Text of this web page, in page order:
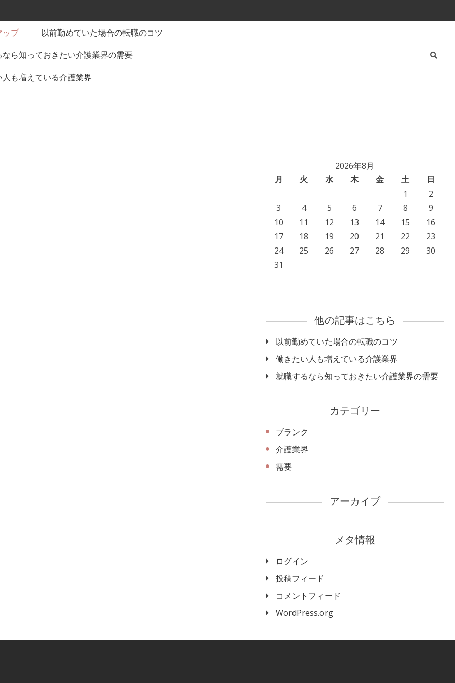
ップ
以前勤めていた場合の転職のコツ
ら知っておきたい介護業界の需要
も増えている介護業界
2026年8月
月
火 水 木 金 土
日
1
2
3
4 5 6 7 8
9
10
11 12 13 14 15
16
17
18 19 20 21 22
23
24
25 26 27 28 29
30
31
他の記事はこちら
以前勤めていた場合の転職のコツ
働きたい人も増えている介護業界
就職するなら知っておきたい介護業界の需要
カテゴリー
ブランク
介護業界
需要
アーカイブ
メタ情報
ログイン
投稿フィード
コメントフィード
WordPress.org